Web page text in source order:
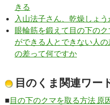
きる
入山法子さん、乾燥しょ
眼輪筋を鍛えて目の下の
ができる人とできない人
の差って何ですか
目のくま関連ワー
■目の下のクマを取る方法 原